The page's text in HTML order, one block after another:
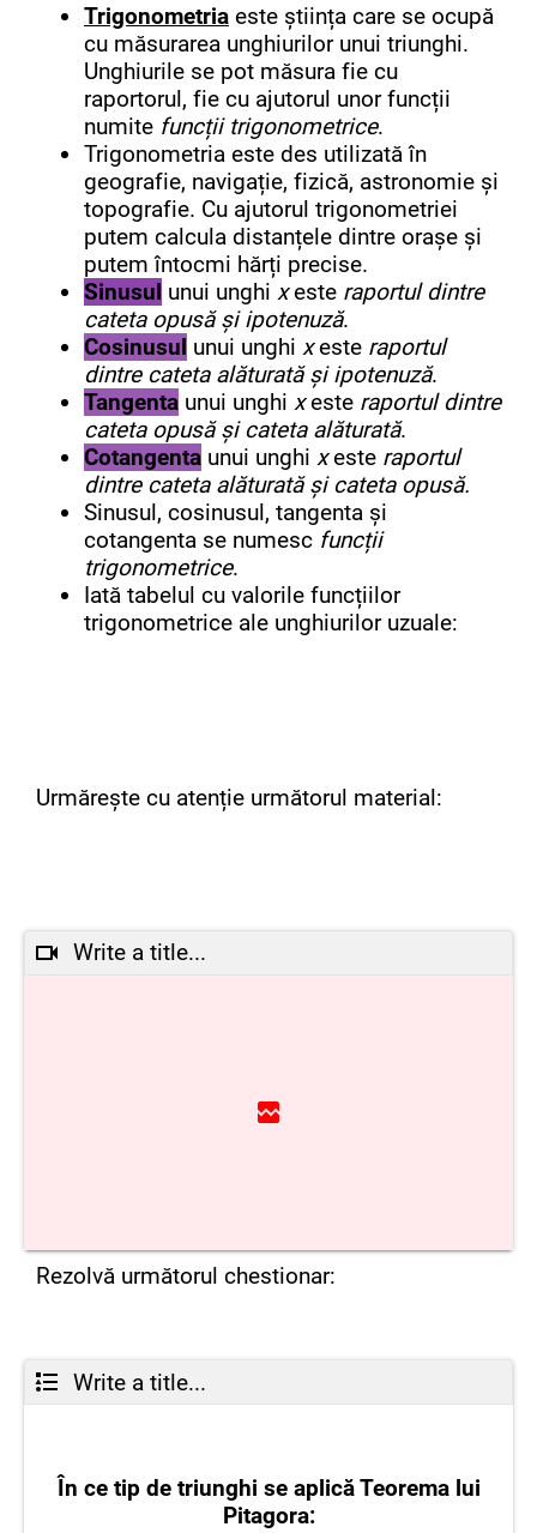
Trigonometria este știința care se ocupă
cu măsurarea unghiurilor unui triunghi.
Unghiurile se pot măsura fie cu
raportorul, fie cu ajutorul unor funcții
numite funcții trigonometrice.
Trigonometria este des utilizată în
geografie, navigație, fizică, astronomie și
topografie. Cu ajutorul trigonometriei
putem calcula distanțele dintre orașe și
putem întocmi hărți precise.
Sinusul unui unghi xeste raportul dintre
cateta opusă și ipotenuză.
Cosinusul unui unghi xeste raportul
dintre cateta alăturată și ipotenuză.
Tangenta unui unghi xeste raportul dintre
cateta opusă și cateta alăturată.
Cotangenta unui unghi xeste raportul
dintre cateta alăturată și cateta opusă.
Sinusul, cosinusul, tangenta și
cotangenta se numesc funcții
trigonometrice.
Iată tabelul cu valorile funcțiilor
trigonometrice ale unghiurilor uzuale:
Urmărește cu atenție următorul material:
Write a title...
Rezolvă următorul chestionar:
Write a title...
În ce tip de triunghi se aplică Teorema lui
Pitagora: